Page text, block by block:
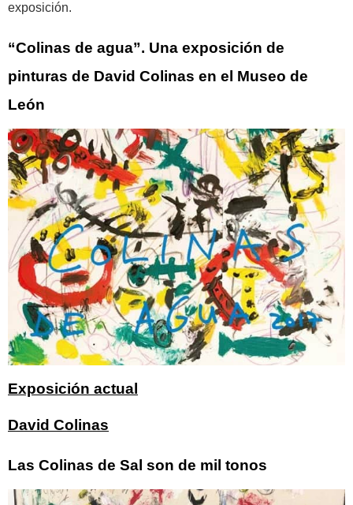
exposición.
“Colinas de agua”. Una exposición de
pinturas de David Colinas en el Museo de
León
Exposición actual
David Colinas
Las Colinas de Sal son de mil tonos